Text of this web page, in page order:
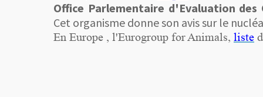
Office Parlementaire d'Evaluation
Cet organisme donne son avis sur le
En Europe , l'Eurogroup for Animals, liste